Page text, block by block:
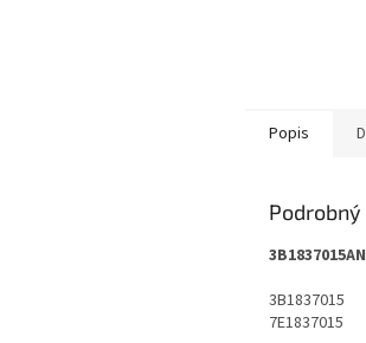
Popis
Podrobný
3B1837015AN
3B1837015
7E1837015